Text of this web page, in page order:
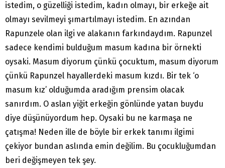
istedim, o güzelliği istedim, kadın olmayı, bir erkeğe ait
olmayı sevilmeyi şımartılmayı istedim. En azından
Rapunzele olan ilgi ve alakanın farkındaydım. Rapunzel
sadece kendimi bulduğum masum kadına bir örnekti
oysaki. Masum diyorum çünkü çocuktum, masum diyorum
çünkü Rapunzel hayallerdeki masum kızdı. Bir tek ‘o
masum kız’ olduğumda aradığım prensim olacak
sanırdım. O aslan yiğit erkeğin gönlünde yatan buydu
diye düşünüyordum hep. Oysaki bu ne karmaşa ne
çatışma! Neden ille de böyle bir erkek tanımı ilgimi
çekiyor bundan aslında emin değilim. Bu çocukluğumdan
beri değişmeyen tek şey.